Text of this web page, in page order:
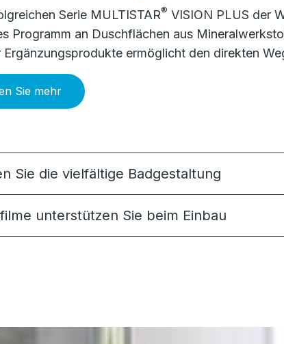
Serie MULTISTAR® VISION PLUS der
Programm an Duschflächen aus
Ergänzungsprodukte ermöglicht den direkten
Sie mehr
Sie die vielfältige Badgestaltung
unterstützen Sie beim Einbau